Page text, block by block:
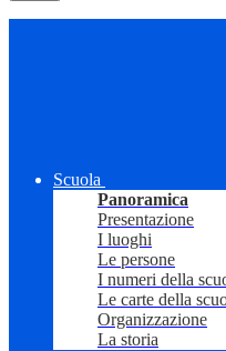
Scuola
Panoramica
Presentazione
I luoghi
Le persone
I numeri della
Le carte della
Organizzazione
La storia